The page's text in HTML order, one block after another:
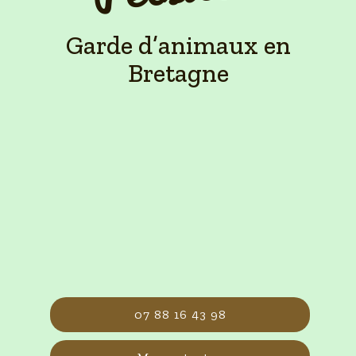
Garde d’animaux en
Bretagne
07 88 16 43 98